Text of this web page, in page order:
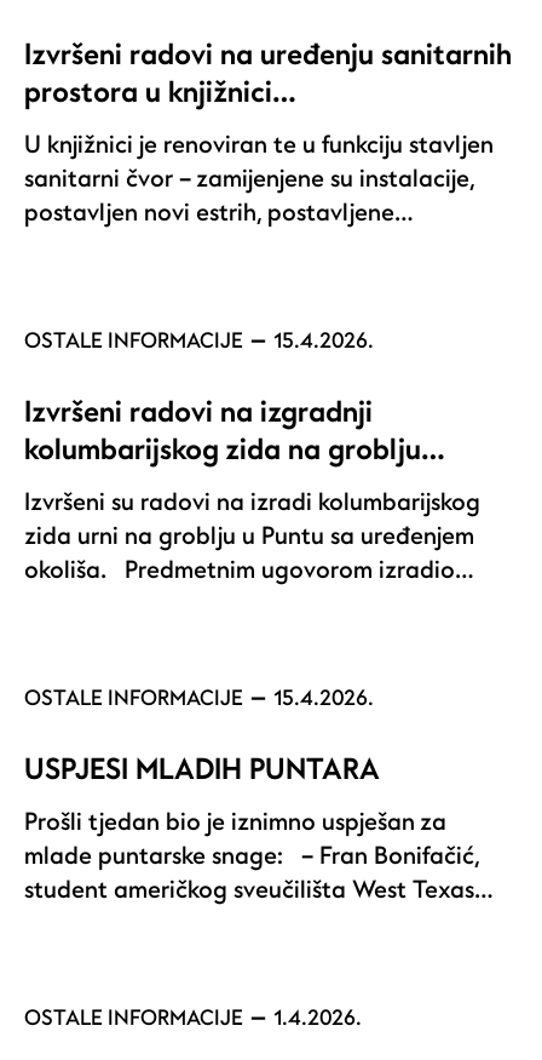
Izvršeni radovi na uređenju sanitarnih
prostora u knjižnici…
U knjižnici je renoviran te u funkciju stavljen
sanitarni čvor – zamijenjene su instalacije,
postavljen novi estrih, postavljene…
OSTALE INFORMACIJE 15.4.2026.
Izvršeni radovi na izgradnji
kolumbarijskog zida na groblju…
Izvršeni su radovi na izradi kolumbarijskog
zida urni na groblju u Puntu sa uređenjem
okoliša. Predmetnim ugovorom izradio…
OSTALE INFORMACIJE 15.4.2026.
USPJESI MLADIH PUNTARA
Prošli tjedan bio je iznimno uspješan za
mlade puntarske snage: – Fran Bonifačić,
student američkog sveučilišta West Texas…
OSTALE INFORMACIJE 1.4.2026.